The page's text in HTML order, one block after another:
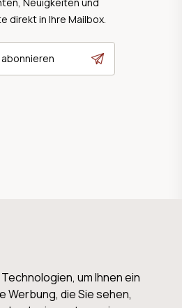
um Ihnen ein
die Sie sehen,
direkt in Ihre Mailbox.